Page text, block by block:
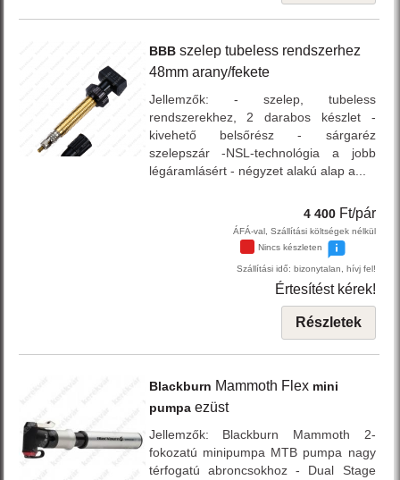
BBB szelep tubeless rendszerhez
48mm arany/fekete
Jellemzők: - szelep, tubeless
rendszerekhez, 2 darabos készlet -
kivehető belsőrész - sárgaréz
szelepszár -NSL-technológia a jobb
légáramlásért - négyzet alakú alap a...
4 400 Ft/pár
ÁFÁ-val, Szállítási költségek nélkül
Nincs készleten
Szállítási idő: bizonytalan, hívj fel!
Értesítést kérek!
Részletek
Blackburn Mammoth Flex mini
pumpa ezüst
Jellemzők: Blackburn Mammoth 2-
fokozatú minipumpa MTB pumpa nagy
térfogatú abroncsokhoz - Dual Stage